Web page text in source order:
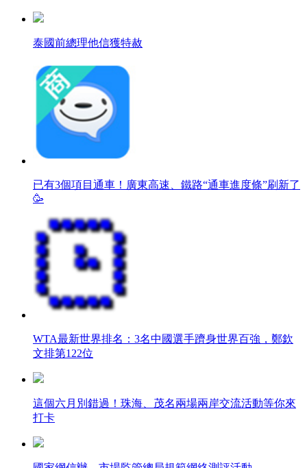
泰國前總理他信獲特赦
已有3個項目通車！廣東高速、鐵路“通車進度條”刷新了
🥳
WTA最新世界排名：3名中國選手躋身世界百強，鄭欽
文排第122位
這個六月別錯過！珠海、茂名兩場兩岸交流活動等你來
打卡